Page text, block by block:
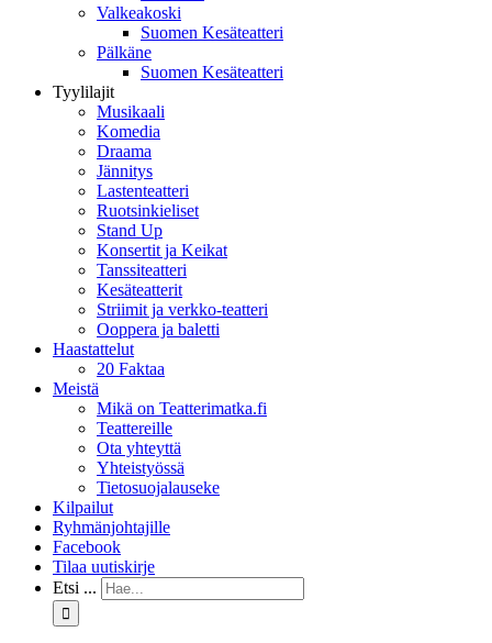
Valkeakoski
Suomen Kesäteatteri
Pälkäne
Suomen Kesäteatteri
Tyylilajit
Musikaali
Komedia
Draama
Jännitys
Lastenteatteri
Ruotsinkieliset
Stand Up
Konsertit ja Keikat
Tanssiteatteri
Kesäteatterit
Striimit ja verkko-teatteri
Ooppera ja baletti
Haastattelut
20 Faktaa
Meistä
Mikä on Teatterimatka.fi
Teattereille
Ota yhteyttä
Yhteistyössä
Tietosuojalauseke
Kilpailut
Ryhmänjohtajille
Facebook
Tilaa uutiskirje
Etsi ...